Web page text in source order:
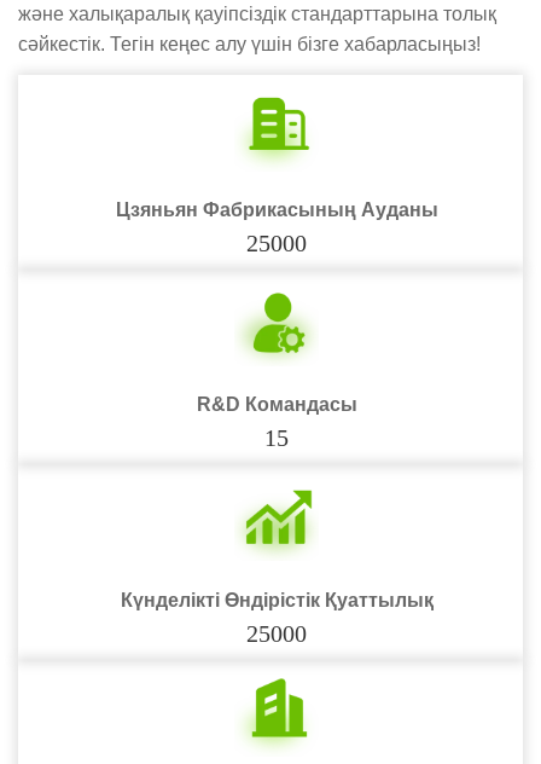
және халықаралық қауіпсіздік стандарттарына толық
сәйкестік. Тегін кеңес алу үшін бізге хабарласыңыз!
Цзяньян Фабрикасының Ауданы
25000
R&D Командасы
15
Күнделікті Өндірістік Қуаттылық
25000